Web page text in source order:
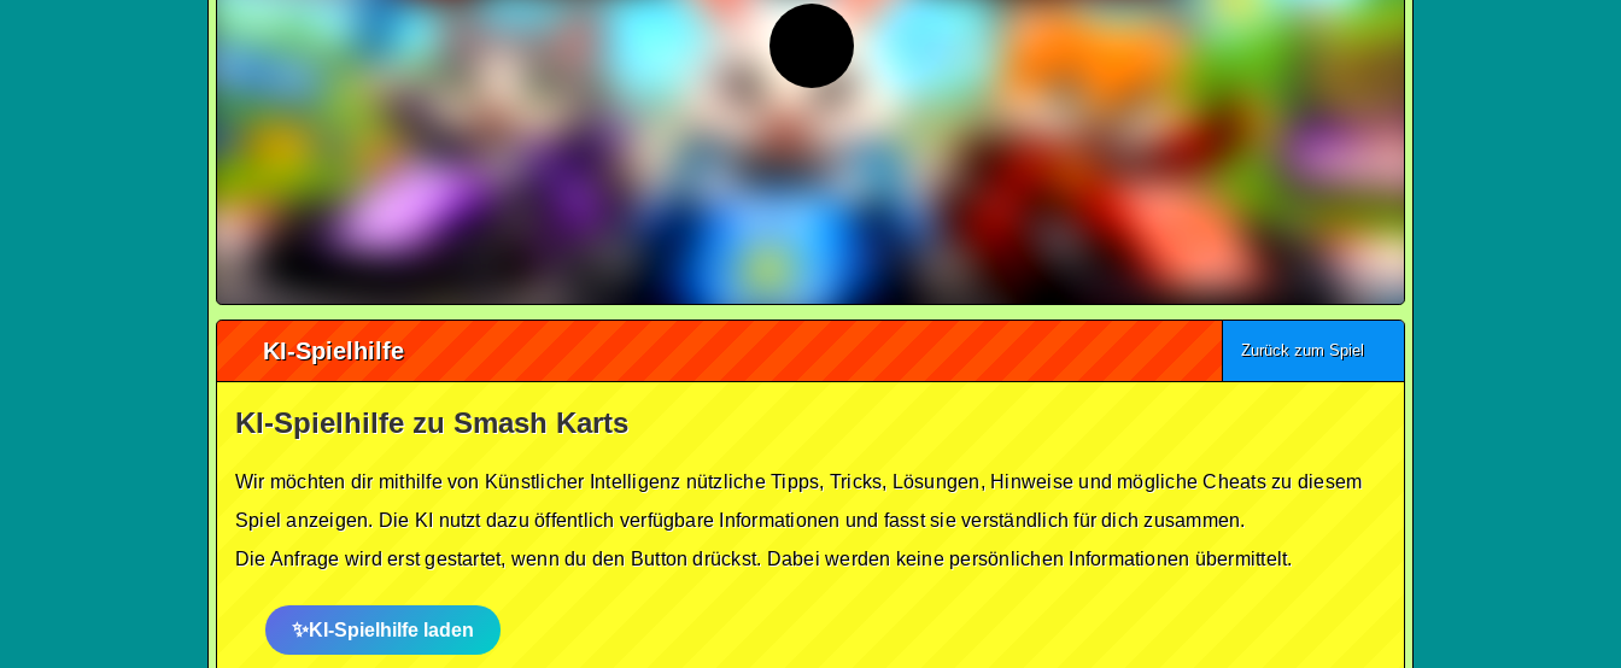
KI-Spielhilfe Zurück zum Spiel
KI-Spielhilfe zu Smash Karts
Wir möchten dir mithilfe von Künstlicher Intelligenz nützliche Tipps, Tricks, Lösungen, Hinweise und mögliche Cheats zu diesem
Spiel anzeigen. Die KI nutzt dazu öffentlich verfügbare Informationen und fasst sie verständlich für dich zusammen.
Die Anfrage wird erst gestartet, wenn du den Button drückst. Dabei werden keine persönlichen Informationen übermittelt.
KI-Spielhilfe laden